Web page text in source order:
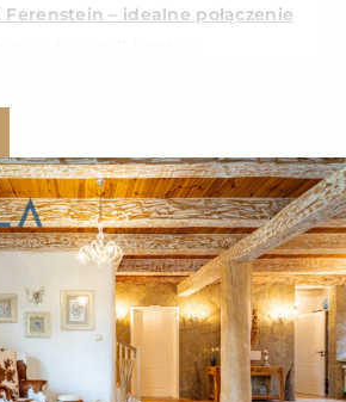
lat z powodzeniem łączy ludzi
Mazurach, 5 minut od Gałkowa
– idealne połączenie
elegancji i natury.
atmosferze tego magicznego
mazurskiej zieleni. To miejsce
gdzie każdy detal odzwierciedla
dbałość o jakość.Dom emanuje